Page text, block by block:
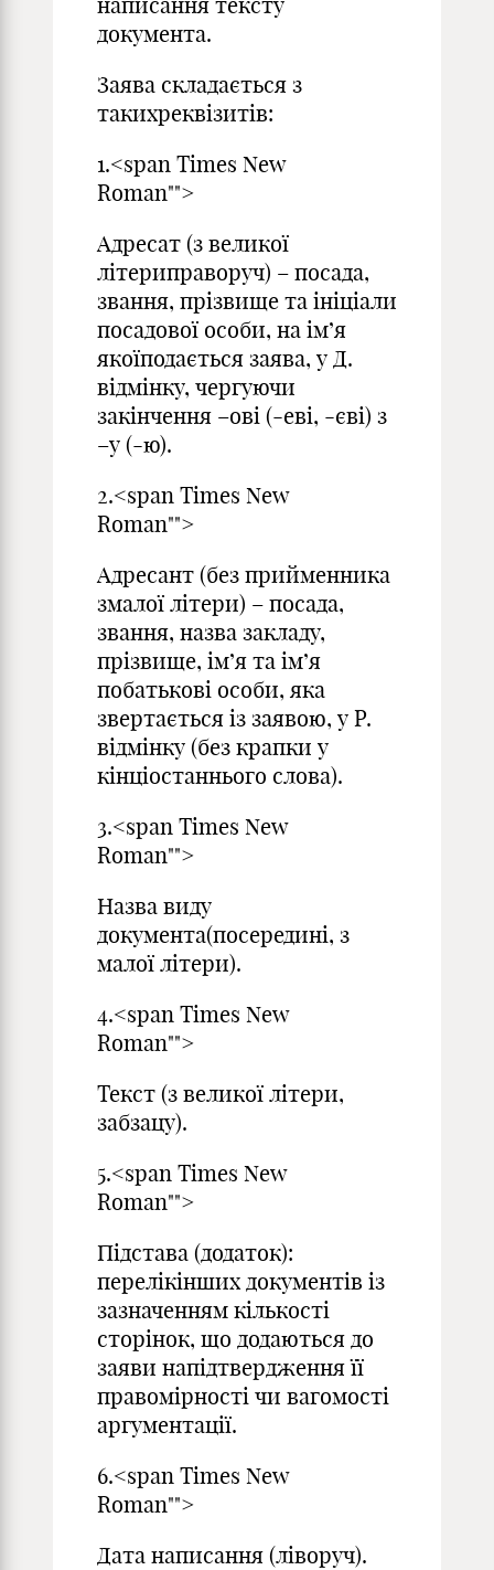
документа.
Заява складається з
такихреквізитів:
1.<span Times New
Roman"">
Адресат (з великої
літериправоруч) – посада,
звання, прізвище та ініціали
посадової особи, на ім’я
якоїподається заява, у Д.
відмінку, чергуючи
закінчення –ові (-еві, -єві) з
–у (-ю).
2.<span Times New
Roman"">
Адресант (без прийменника
змалої літери) – посада,
звання, назва закладу,
прізвище, ім’я та ім’я
побатькові особи, яка
звертається із заявою, у Р.
відмінку (без крапки у
кінціостаннього слова).
3.<span Times New
Roman"">
Назва виду
документа(посередині, з
малої літери).
4.<span Times New
Roman"">
Текст (з великої літери,
забзацу).
5.<span Times New
Roman"">
Підстава (додаток):
перелікінших документів із
зазначенням кількості
сторінок, що додаються до
заяви напідтвердження її
правомірності чи вагомості
аргументації.
6.<span Times New
Roman"">
Дата написання (ліворуч).